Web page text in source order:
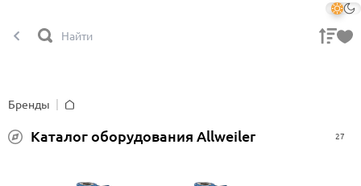
Каталог оборудования Allweiler 27
Бренды